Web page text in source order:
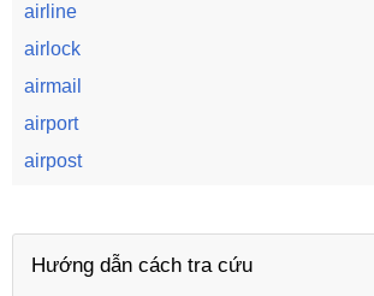
airline
airlock
airmail
airport
airpost
Hướng dẫn cách tra cứu